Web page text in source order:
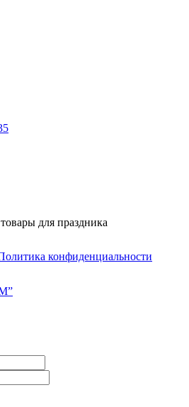
товары для праздника
конфиденциальности